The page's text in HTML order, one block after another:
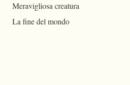
Meravigliosa creatura
La fine del mondo